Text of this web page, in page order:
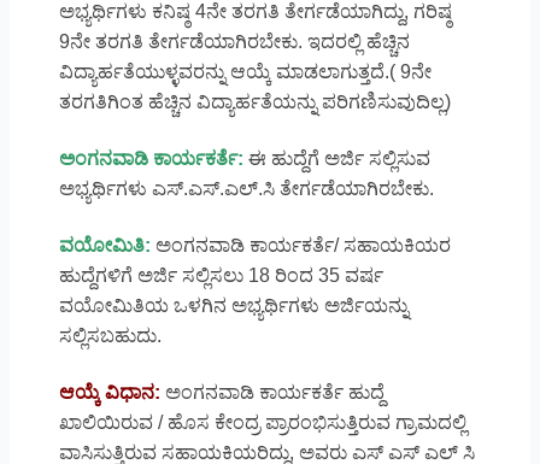
ಅಭ್ಯರ್ಥಿಗಳು ಕನಿಷ್ಠ 4ನೇ ತರಗತಿ ತೇರ್ಗಡೆಯಾಗಿದ್ದು, ಗರಿಷ್ಠ
9ನೇ ತರಗತಿ ತೇರ್ಗಡೆಯಾಗಿರಬೇಕು. ಇದರಲ್ಲಿ ಹೆಚ್ಚಿನ
ವಿದ್ಯಾರ್ಹತೆಯುಳ್ಳವರನ್ನು ಆಯ್ಕೆ ಮಾಡಲಾಗುತ್ತದೆ.( 9ನೇ
ತರಗತಿಗಿಂತ ಹೆಚ್ಚಿನ ವಿದ್ಯಾರ್ಹತೆಯನ್ನು ಪರಿಗಣಿಸುವುದಿಲ್ಲ)
ಅಂಗನವಾಡಿ ಕಾರ್ಯಕರ್ತೆ: ಈ ಹುದ್ದೆಗೆ ಅರ್ಜಿ ಸಲ್ಲಿಸುವ
ಅಭ್ಯರ್ಥಿಗಳು ಎಸ್.ಎಸ್.ಎಲ್.ಸಿ ತೇರ್ಗಡೆಯಾಗಿರಬೇಕು.
ವಯೋಮಿತಿ: ಅಂಗನವಾಡಿ ಕಾರ್ಯಕರ್ತೆ/ ಸಹಾಯಕಿಯರ
ಹುದ್ದೆಗಳಿಗೆ ಅರ್ಜಿ ಸಲ್ಲಿಸಲು 18 ರಿಂದ 35 ವರ್ಷ
ವಯೋಮಿತಿಯ ಒಳಗಿನ ಅಭ್ಯರ್ಥಿಗಳು ಅರ್ಜಿಯನ್ನು
ಸಲ್ಲಿಸಬಹುದು.
ಆಯ್ಕೆ ವಿಧಾನ: ಅಂಗನವಾಡಿ ಕಾರ್ಯಕರ್ತೆ ಹುದ್ದೆ
ಖಾಲಿಯಿರುವ / ಹೊಸ ಕೇಂದ್ರ ಪ್ರಾರಂಭಿಸುತ್ತಿರುವ ಗ್ರಾಮದಲ್ಲಿ
ವಾಸಿಸುತ್ತಿರುವ ಸಹಾಯಕಿಯರಿದ್ದು, ಅವರು ಎಸ್ ಎಸ್ ಎಲ್ ಸಿ